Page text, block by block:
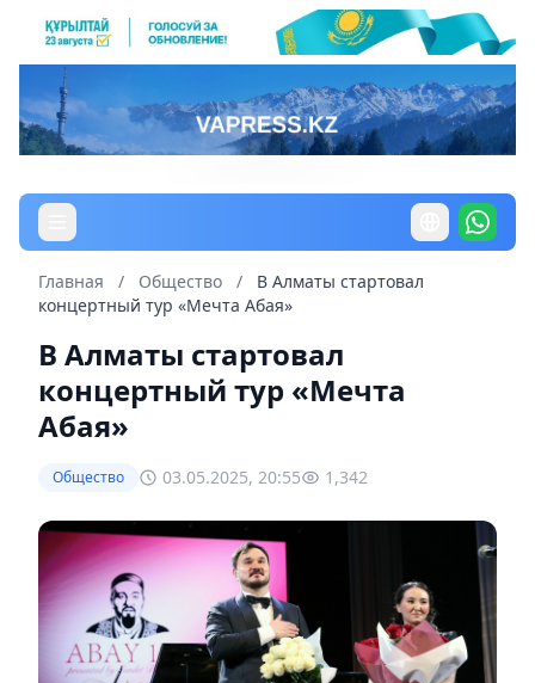
Главная / Общество /
В Алматы стартовал
концертный тур «Мечта Абая»
В Алматы стартовал
концертный тур «Мечта
Абая»
Общество 03.05.2025, 20:55 1,342